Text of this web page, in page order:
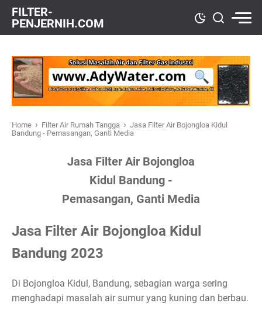
FILTER-
PENJERNIH.COM
Home › Filter Air Rumah Tangga › Jasa Filter Air Bojongloa Kidul
Bandung - Pemasangan, Ganti Media
Jasa Filter Air Bojongloa
Kidul Bandung -
Pemasangan, Ganti Media
Jasa Filter Air Bojongloa Kidul
Bandung 2023
Di Bojongloa Kidul, Bandung, sebagian warga sering
menghadapi masalah air sumur yang kuning dan berbau.